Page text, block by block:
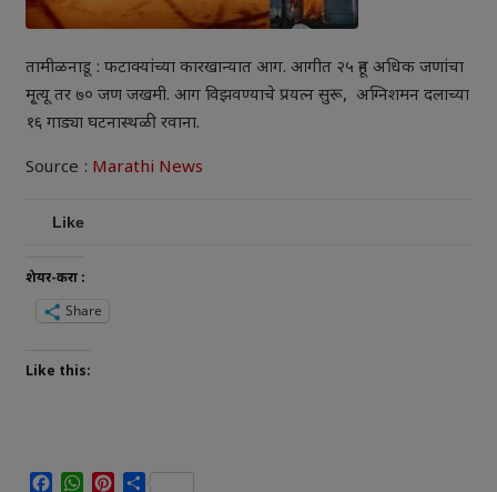
तामीळनाडू : फटाक्यांच्या कारखान्यात आग. आगीत २५ हून अधिक जणांचा
मृ्त्यू तर ७० जण जखमी. आग विझवण्याचे प्रयत्न सुरू, अग्निशमन दलाच्या
१६ गाड्या घटनास्थळी रवाना.
Source : Marathi News
Like
शेयर-करा :
Share
Like this:
Facebook
WhatsApp
Pinterest
Share